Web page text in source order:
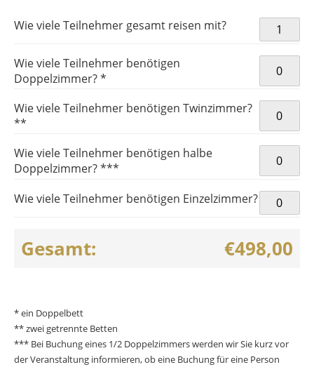
Wie viele Teilnehmer gesamt reisen mit?
Fußball-
2.
Menge
Wie viele Teilnehmer benötigen
Doppelzimmer? *
Wie viele Teilnehmer benötigen Twinzimmer?
**
Wie viele Teilnehmer benötigen halbe
Doppelzimmer? ***
Wie viele Teilnehmer benötigen Einzelzimmer?
Gesamt: €498,00
* ein Doppelbett
** zwei getrennte Betten
*** Bei Buchung eines 1/2 Doppelzimmers werden wir Sie kurz vor
der Veranstaltung informieren, ob eine Buchung für eine Person